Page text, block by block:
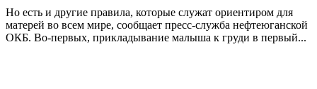
Но есть и другие правила, которые служат ориентиром для
матерей во всем мире, сообщает пресс-служба нефтеюганской
ОКБ. Во-первых, прикладывание малыша к груди в первый...